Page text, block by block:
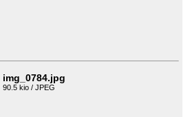
img_0784.jpg
90.5 kio / JPEG